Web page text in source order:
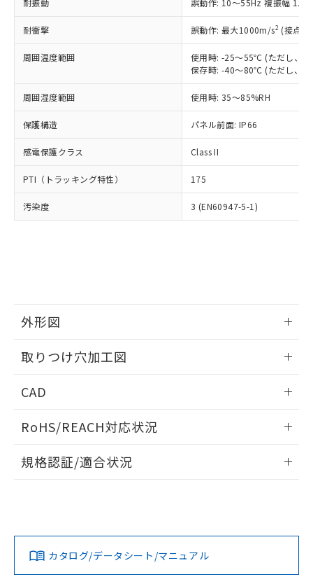
耐振動 誤動作: 10～55Hz 複振幅
耐衝撃 誤動作: 最大1000m/s2 (接点
周囲温度範囲
使用時: -25～55℃ (ただし、氷
保存時: -40～80℃ (ただし、氷
周囲湿度範囲 使用時: 35～85%RH
保護構造 パネル前面: IP66
感電保護クラス Class II
PTI（トラッキング特性） 175
汚染度 3 (EN60947-5-1)
外形図
取りつけ穴加工図
CAD
ドすることができます。
ログイン/会員登録
ダウンロードデータをご利用いただく前に、以下を必ずお読
みください。
ソフトウェアの使用条件
RoHS/REACH対応状況
EU RoHS 注意事項・凡例
対応済み
規格認証/適合状況
カタログ/データシート/マニュアル
正式な納期状況および標準価格はお客
様のお取引先、またはお客様担当のオ
ムロン制御機器販売店・当社販売員に
オムロン制御機器販売店や当社販売拠
販売ネットワーク
」をご確認
在庫状況および標準価格結果を当社の
事前の承諾なく第三者に漏洩または開
示しないようお願いします。
マイパーツ機能（部品リスト作成サー
ビス）をご利用いただくには、I-Web
メンバーズにご登録されている必要が
お客様が当ウェブサイト上で当社にご
指します。
但し、RoHS指令で産業用監視および制御機器に対する
適用除外項目は除く。
フタル酸エステル類の４物質については閾値を超える意
図的な使用がないことを確認しています。
部品在庫の切り替え状況などにより、予定
月が前後することがあります。
※3 非含有証明書ダウンロード
51物質の非含有証明書（当社基準）
※本証明書は発行日時点で非含有を証明す
るもので、過去に遡って非含有を証明する
ものではありません。
また、RoHS指令のフタル酸エステル類４
欄に対応日を記載しておりました。
既に当社にて対応品への在庫切替を完了
していることから、特段のことがない限
り、2022年1月12日より割愛しておりま
す。
DBP(フタル酸ジブチル) : 1000ppm、 DIBP(フタル酸ジ
イソブチル) : 1000ppm、 BBP(フタル酸ブチルベンジ
DEHP(フタル酸ビス(2-エチルヘキシル)) : 1000ppm
準値以下であることを示します。
「10」：通常の使用状況下において有害物
質が外部に漏えいし、環境に深刻な影響を
及ぼさない年数を意味します。
「－」：未確認です。当社販売部門へお問
全に破砕するなど、違法に輸出されな
いよう必要な手段を講じます。
当社は貴社製品を、核兵器、ミサイ
ル、化学兵器、生物兵器またはその他
武器並びにこれらの製造装置等に一切
当社は、貴社製品を第三者に販売する
場合は、上記1、2および3の内容を当
該第三者に通知します。また当社は、
販売先および販売に係わる関係者が違
法に輸出するおそれがある場合は、取
り引きをいたしません。
一定数には満たないが在庫あり
－
在庫なし(最新の在庫状況につ
いては、お客様のお取引先、ま
たはお客様担当のオムロン制御
機器販売店・当社販売員にご確
空
受注生産機種、また在庫状況の
情報を公開していない機種